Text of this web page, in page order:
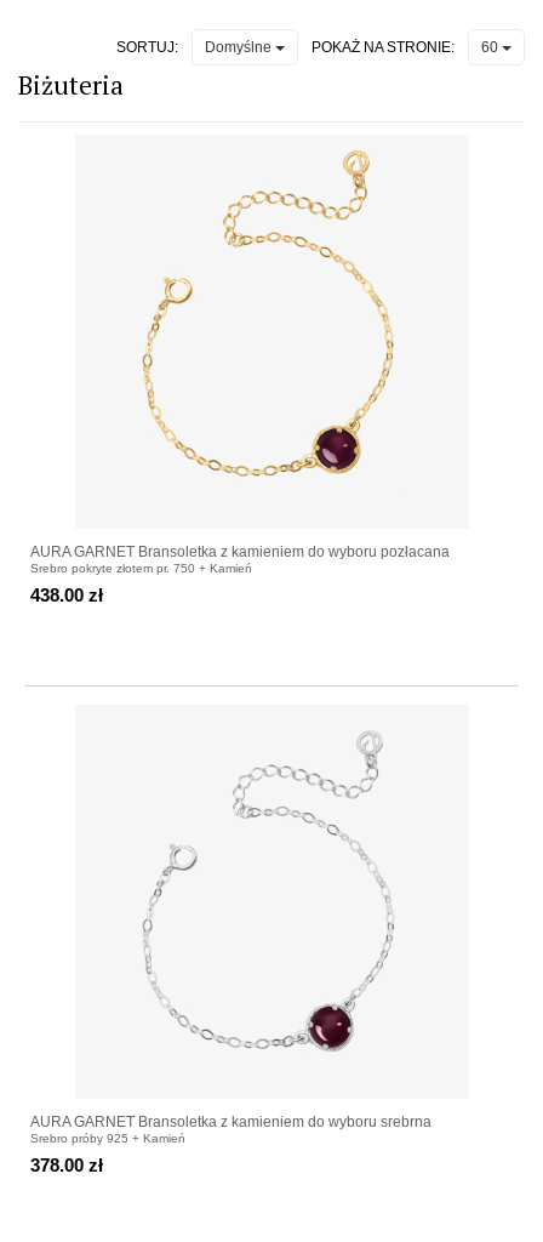
SORTUJ: Domyślne POKAŻ NA STRONIE: 60
Biżuteria
AURA GARNET Bransoletka z kamieniem do wyboru pozłacana
Srebro pokryte złotem pr. 750 + Kamień
438.00 zł
AURA GARNET Bransoletka z kamieniem do wyboru srebrna
Srebro próby 925 + Kamień
378.00 zł